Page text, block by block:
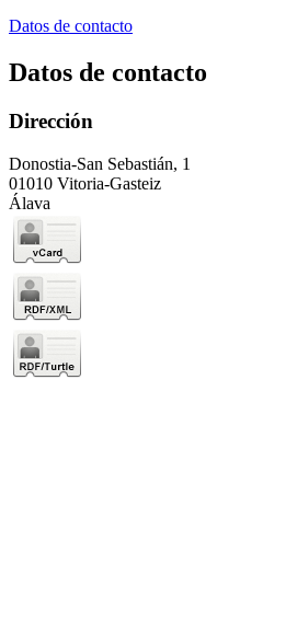
Datos de contacto
Datos de contacto
Dirección
Donostia-San Sebastián, 1
01010 Vitoria-Gasteiz
Álava